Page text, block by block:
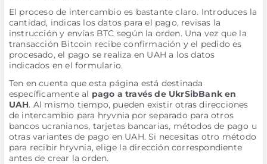
El proceso de intercambio es bastante claro. Introduces la
cantidad, indicas los datos para el pago, revisas la
instrucción y envías BTC según la orden. Una vez que la
transacción Bitcoin recibe confirmación y el pedido es
procesado, el pago se realiza en UAH a los datos
indicados en el formulario.
Ten en cuenta que esta página está destinada
específicamente al pago a través de UkrSibBank en
UAH. Al mismo tiempo, pueden existir otras direcciones
de intercambio para hryvnia por separado para otros
bancos ucranianos, tarjetas bancarias, métodos de pago u
otras variantes de pago en UAH. Si necesitas otro método
para recibir hryvnia, elige la dirección correspondiente
antes de crear la orden.